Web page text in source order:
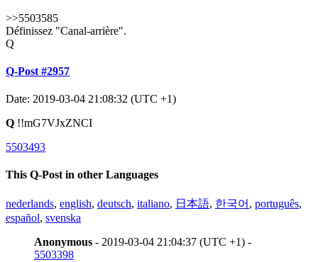
>>5503585
Définissez "Canal-arrière".
Q
Q-Post #2957
Date: 2019-03-04 21:08:32 (UTC +1)
Q !!mG7VJxZNCI
5503493
This Q-Post in other Languages
nederlands, english, deutsch, italiano, 日本語, 한국어 , português,
español, svenska
Anonymous - 2019-03-04 21:04:37 (UTC +1) -
5503398